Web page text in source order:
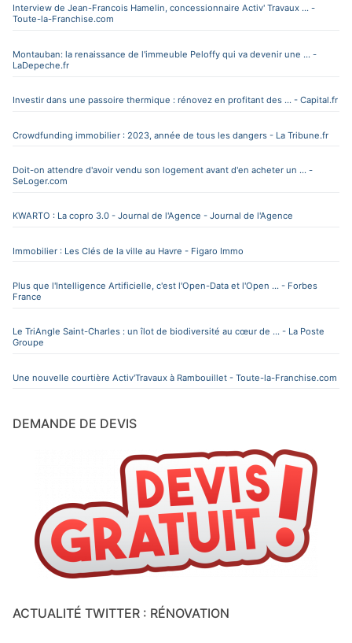
Interview de Jean-Francois Hamelin, concessionnaire Activ' Travaux ... -
Toute-la-Franchise.com
Montauban: la renaissance de l'immeuble Peloffy qui va devenir une ... -
LaDepeche.fr
Investir dans une passoire thermique : rénovez en profitant des ... - Capital.fr
Crowdfunding immobilier : 2023, année de tous les dangers - La Tribune.fr
Doit-on attendre d'avoir vendu son logement avant d'en acheter un ... -
SeLoger.com
KWARTO : La copro 3.0 - Journal de l'Agence - Journal de l'Agence
Immobilier : Les Clés de la ville au Havre - Figaro Immo
Plus que l'Intelligence Artificielle, c'est l'Open-Data et l'Open ... - Forbes
France
Le TriAngle Saint-Charles : un îlot de biodiversité au cœur de ... - La Poste
Groupe
Une nouvelle courtière Activ'Travaux à Rambouillet - Toute-la-Franchise.com
DEMANDE DE DEVIS
ACTUALITÉ TWITTER : RÉNOVATION